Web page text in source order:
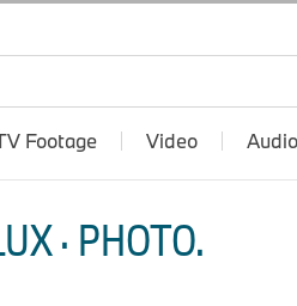
Footage Video Audio
· PHOTO.